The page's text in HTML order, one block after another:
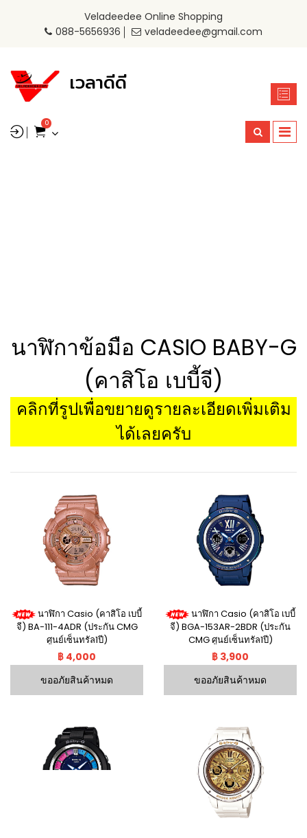
Veladeedee Online Shopping
088-5656936
veladeedee@gmail.com
เวลาดีดี
0
นาฬิกาข้อมือ CASIO BABY-G
(คาสิโอ เบบี้จี)
คลิกที่รูปเพื่อขยายดูรายละเอียดเพิ่มเติม
ได้เลยครับ
นาฬิกา Casio (คาสิโอ เบบี้
จี) BA-111-4ADR (ประกัน CMG
ศูนย์เซ็นทรัล1ปี)
฿ 4,000
ขออภัยสินค้าหมด
นาฬิกา Casio (คาสิโอ เบบี้
จี) BGA-153AR-2BDR (ประกัน
CMG ศูนย์เซ็นทรัล1ปี)
฿ 3,900
ขออภัยสินค้าหมด